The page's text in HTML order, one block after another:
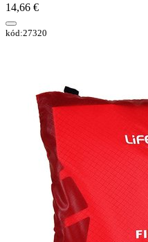
14,66 €
kód:27320